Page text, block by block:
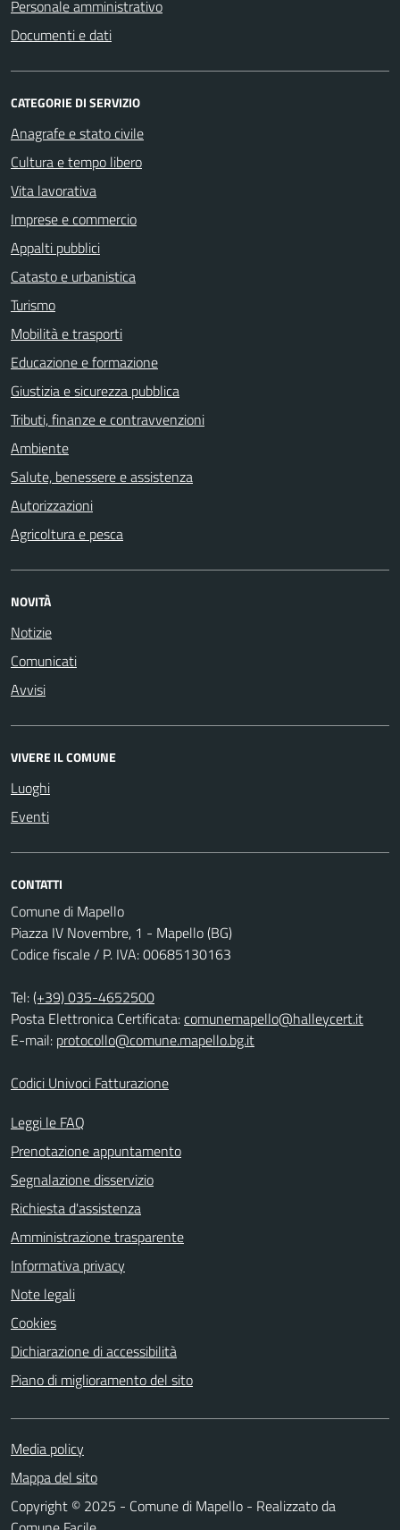
Personale amministrativo
Documenti e dati
CATEGORIE DI SERVIZIO
Anagrafe e stato civile
Cultura e tempo libero
Vita lavorativa
Imprese e commercio
Appalti pubblici
Catasto e urbanistica
Turismo
Mobilità e trasporti
Educazione e formazione
Giustizia e sicurezza pubblica
Tributi, finanze e contravvenzioni
Ambiente
Salute, benessere e assistenza
Autorizzazioni
Agricoltura e pesca
NOVITÀ
Notizie
Comunicati
Avvisi
VIVERE IL COMUNE
Luoghi
Eventi
CONTATTI
Comune di Mapello
Piazza IV Novembre, 1 - Mapello (BG)
Codice fiscale / P. IVA: 00685130163
Tel:(+39) 035-4652500
Posta Elettronica Certificata:comunemapello@halleycert.it
E-mail: protocollo@comune.mapello.bg.it
Codici Univoci Fatturazione
Leggi le FAQ
Prenotazione appuntamento
Segnalazione disservizio
Richiesta d'assistenza
Amministrazione trasparente
Informativa privacy
Note legali
Cookies
Dichiarazione di accessibilità
Piano di miglioramento del sito
Media policy
Mappa del sito
Copyright © 2025 - Comune di Mapello - Realizzato da